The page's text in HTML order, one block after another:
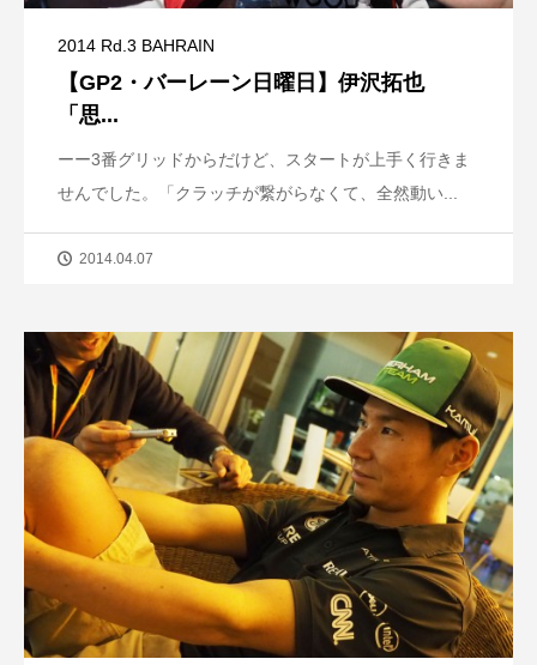
2014 Rd.3 BAHRAIN
【GP2・バーレーン日曜日】伊沢拓也
「思...
ーー3番グリッドからだけど、スタートが上手く行きま
せんでした。「クラッチが繋がらなくて、全然動い...
2014.04.07